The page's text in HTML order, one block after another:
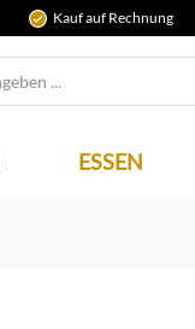
Kauf auf Rechnung
ESSEN